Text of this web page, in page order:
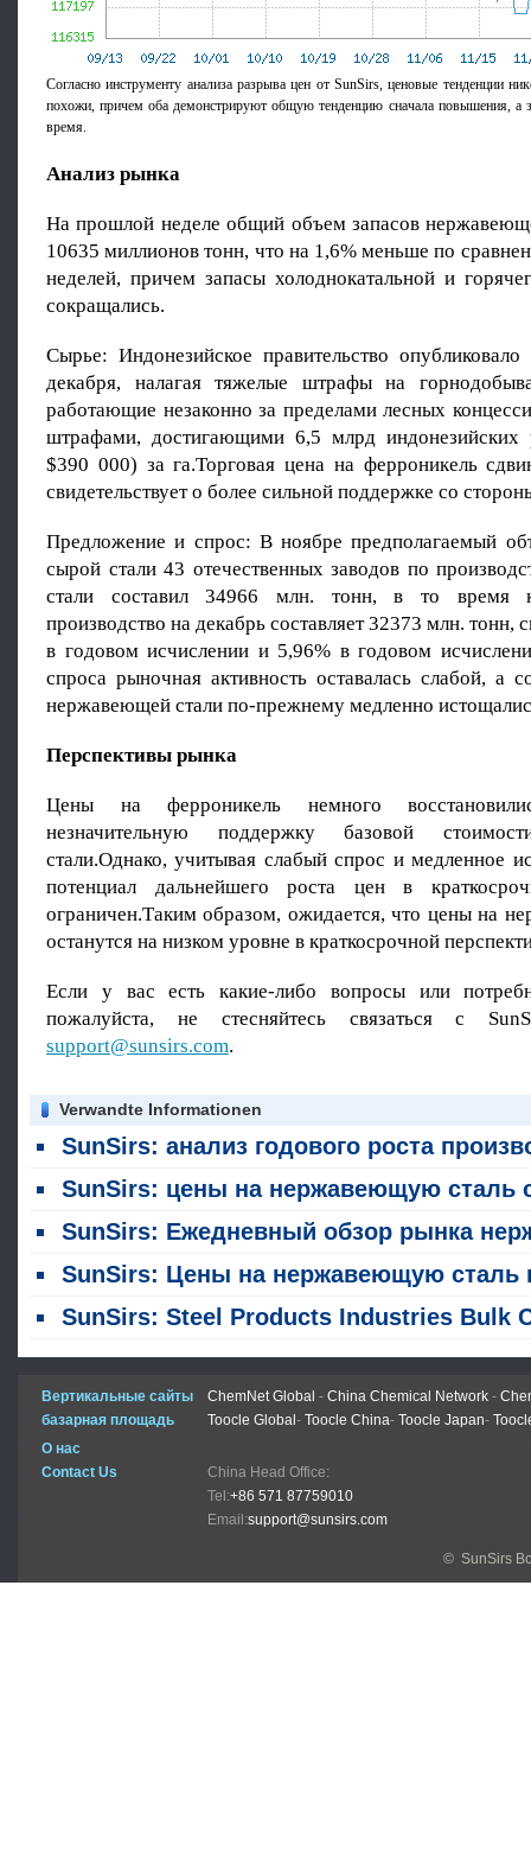
Согласно инструменту анализа разрыва цен от SunSirs, ценовые тенденции
похожи, причем оба демонстрируют общую тенденцию сначала повышения, а
время.
Анализ рынка
На прошлой неделе общий объем запасов
10635 миллионов тонн, что на 1,6% меньше по
неделей, причем запасы холоднокатальной и
сокращались.
Сырье: Индонезийское правительство
декабря, налагая тяжелые штрафы на
работающие незаконно за пределами лесных
штрафами, достигающими 6,5 млрд индонезийских
$390 000) за га.Торговая цена на ферроникель
свидетельствует о более сильной поддержке со
Предложение и спрос: В ноябре предполагаемый
сырой стали 43 отечественных заводов по
стали составил 34966 млн. тонн, в то время
производство на декабрь составляет 32373 млн. тонн,
в годовом исчислении и 5,96% в годовом
спроса рыночная активность оставалась слабой, а
нержавеющей стали по-прежнему медленно
Перспективы рынка
Цены на ферроникель немного
незначительную поддержку базовой
стали.Однако, учитывая слабый спрос и медленное
потенциал дальнейшего роста цен в
ограничен.Таким образом, ожидается, что цены на
останутся на низком уровне в краткосрочной
Если у вас есть какие-либо вопросы или
пожалуйста, не стесняйтесь связаться с
support@sunsirs.com.
Verwandte Informationen
SunSirs: анализ годового роста производства нержавеющей стали в первой половине 2026
SunSirs: цены на нержавеющую сталь сильно колебались в
SunSirs: Ежедневный обзор рынка нержавеющей стали (4 августа 2026
SunSirs: Цены на нержавеющую сталь колебались главным образом с уклонением вверх на прошлой неделе (20 - 24
SunSirs: Steel Products Industries Bulk Commodity Intelligence (24 июля 2026
Вертикальные сайты ChemNet Global - China Chemical Network -
базарная площадь
Toocle Global- Toocle China- Toocle Japan-
О нас
Contact Us
China Head Office:
Tel:+86 571 87759010
Email:support@sunsirs.com
© SunSirs